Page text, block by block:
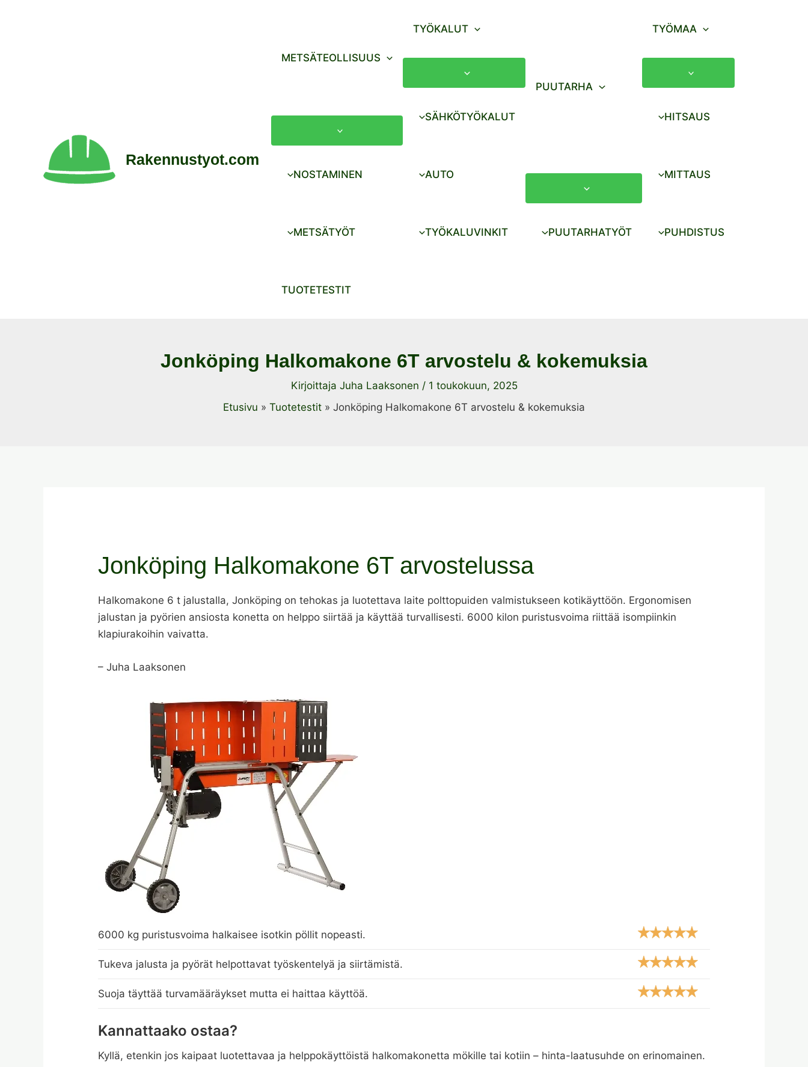
Rakennustyot.com
METSÄTEOLLISUUS
NOSTAMINEN
METSÄTYÖT
TYÖKALUT
SÄHKÖTYÖKALUT
AUTO
TYÖKALUVINKIT
PUUTARHA
PUUTARHATYÖT
TYÖMAA
HITSAUS
MITTAUS
PUHDISTUS
TUOTETESTIT
Jonköping Halkomakone 6T arvostelu & kokemuksia
Kirjoittaja Juha Laaksonen / 1 toukokuun, 2025
Etusivu
Tuotetestit Jonköping Halkomakone 6T arvostelu & kokemuksia
Jonköping Halkomakone 6T arvostelussa
Halkomakone 6 t jalustalla, Jonköping on tehokas ja luotettava laite polttopuiden valmistukseen kotikäyttöön. Ergonomisen
jalustan ja pyörien ansiosta konetta on helppo siirtää ja käyttää turvallisesti. 6000 kilon puristusvoima riittää isompiinkin
klapiurakoihin vaivatta.
– Juha Laaksonen
6000 kg puristusvoima halkaisee isotkin pöllit nopeasti.
Tukeva jalusta ja pyörät helpottavat työskentelyä ja siirtämistä.
Suoja täyttää turvamääräykset mutta ei haittaa käyttöä.
Kannattaako ostaa?
Kyllä, etenkin jos kaipaat luotettavaa ja helppokäyttöistä halkomakonetta mökille tai kotiin – hinta-laatusuhde on erinomainen.